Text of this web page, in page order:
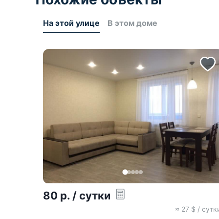
На этой улице В этом доме
80 р. / сутки
≈ 27 $ /